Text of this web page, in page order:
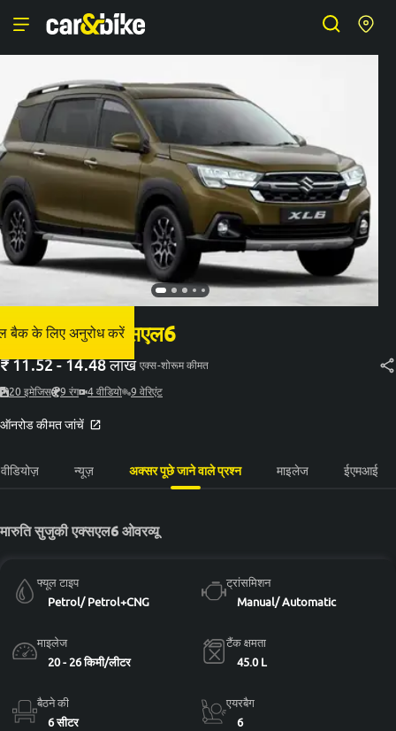
बैक के लिए अनुरोध करें
मारुति सुजुकी एक्सएल6
₹11.52 - 14.48 लाख एक्स-शोरूम कीमत
20 इमेजिस 9 रंग 4 वीडियो 9 वेरिएंट
ऑनरोड कीमत जांचें
वीडियोज़ न्यूज़ अक्सर पूछे जाने वाले प्रश्न माइलेज ईएमआई
मारुति सुजुकी एक्सएल6 ओवरव्यू
फ्यूल टाइप
Petrol/ Petrol+CNG
ट्रांसमिशन
Manual/ Automatic
माइलेज
20 - 26 किमी/लीटर
टैंक क्षमता
45.0 L
बैठने की
6 सीटर
एयरबैग
6